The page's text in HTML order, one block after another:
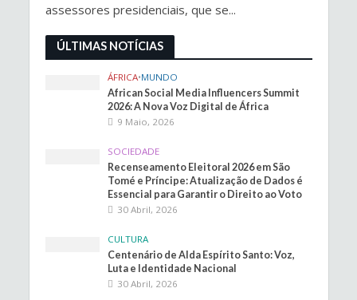
assessores presidenciais, que se...
ÚLTIMAS NOTÍCIAS
ÁFRICA•MUNDO
African Social Media Influencers Summit
2026: A Nova Voz Digital de África
9 Maio, 2026
SOCIEDADE
Recenseamento Eleitoral 2026 em São
Tomé e Príncipe: Atualização de Dados é
Essencial para Garantir o Direito ao Voto
30 Abril, 2026
CULTURA
Centenário de Alda Espírito Santo: Voz,
Luta e Identidade Nacional
30 Abril, 2026